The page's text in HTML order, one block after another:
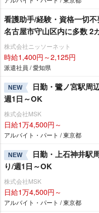
看護助手/経験・資格一切
名古屋市守山区内に多数 2
株式会社ニッソーネット
時給1,400円～2,125円
派遣社員 / 愛知県
NEW
日勤・鷺ノ宮駅周
週1日～OK
株式会社MSK
日給1万4,500円～
アルバイト・パート / 東京都
NEW
日勤・上石神井駅
り/週1日～OK
株式会社MSK
日給1万4,500円～
アルバイト・パート / 東京都